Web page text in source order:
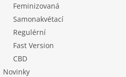
Feminizovaná
Samonakvétací
Regulérní
Fast Version
CBD
Novinky